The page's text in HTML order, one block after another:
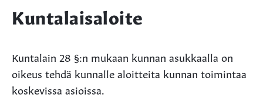
Kuntalaisaloite
Kuntalain 28 §:n mukaan kunnan asukkaalla on
oikeus tehdä kunnalle aloitteita kunnan toimintaa
koskevissa asioissa.